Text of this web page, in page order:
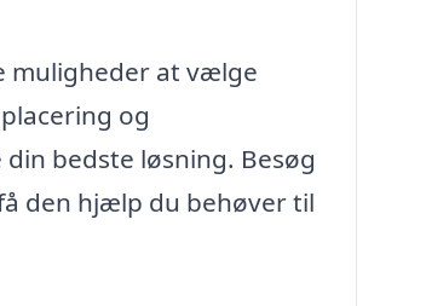
muligheder at vælge
og
bedste løsning. Besøg
den hjælp du behøver til